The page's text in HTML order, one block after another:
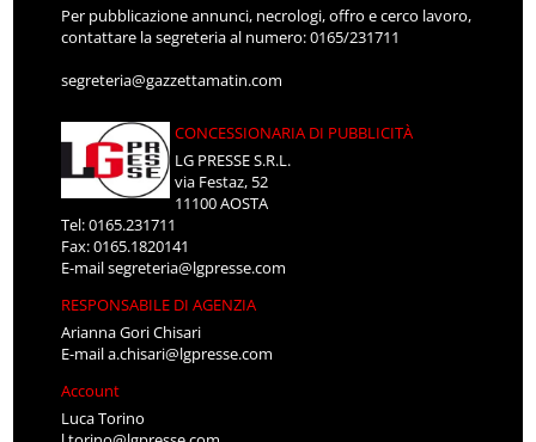
Per pubblicazione annunci, necrologi, offro e cerco lavoro,
contattare la segreteria al numero: 0165/231711
segreteria@gazzettamatin.com
CONCESSIONARIA DI PUBBLICITÀ
LG PRESSE S.R.L.
via Festaz, 52
11100 AOSTA
Tel: 0165.231711
Fax: 0165.1820141
E-mailsegreteria@lgpresse.com
RESPONSABILE DI AGENZIA
Arianna Gori Chisari
E-maila.chisari@lgpresse.com
Account
Luca Torino